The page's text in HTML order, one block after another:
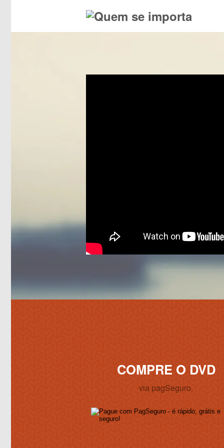
COMPRE O DVD
via pagSeguro.